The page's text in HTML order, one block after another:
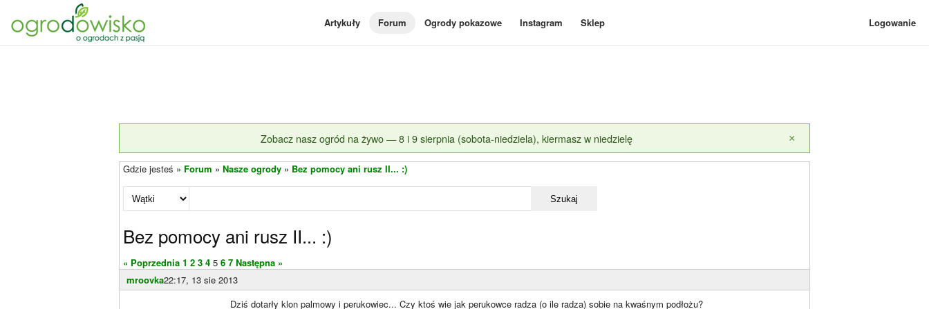
Artykuły Forum Ogrody pokazowe Instagram Sklep Logowanie
Zobacz nasz ogród na żywo — 8 i 9 sierpnia (sobota-niedziela), kiermasz w niedzielę ×
Gdzie jesteś » Forum » Nasze ogrody » Bez pomocy ani rusz II... :)
Szukaj
Bez pomocy ani rusz II... :)
« Poprzednia 1 2 3 4 5 6 7 Następna »
mroovka22:17, 13 sie 2013
Dziś dotarły klon palmowy i perukowiec... Czy ktoś wie jak perukowce radza (o ile radza) sobie na kwaśnym podłożu?